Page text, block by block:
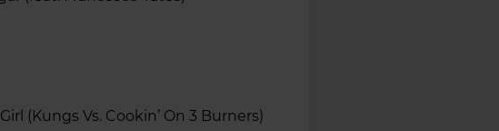
(Kungs Vs. Cookin’ On 3 Burners)